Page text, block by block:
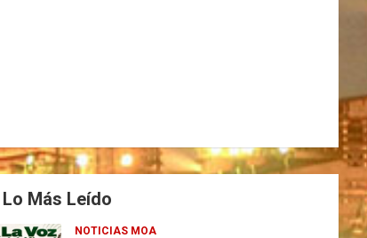
Lo Más Leído
NOTICIAS MOA